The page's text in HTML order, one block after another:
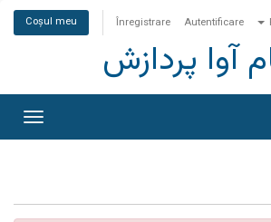
Autentificare
Înregistrare
Coșul meu
آوا پردازش